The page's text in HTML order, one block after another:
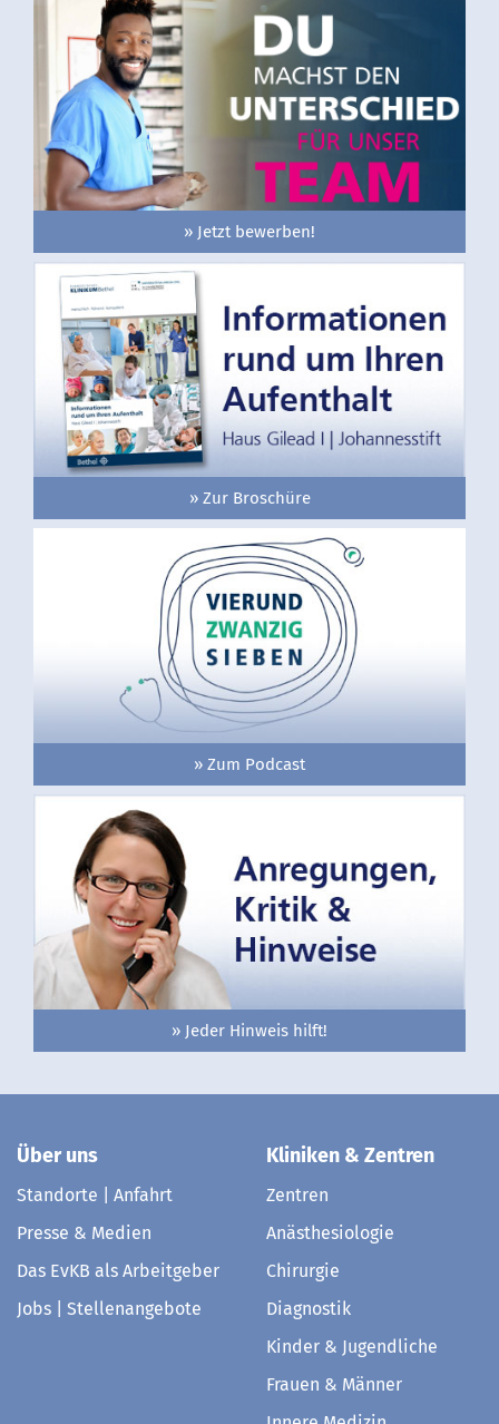
» Jetzt bewerben!
» Zur Broschüre
» Zum Podcast
» Jeder Hinweis hilft!
Über uns
Standorte | Anfahrt
Presse & Medien
Das EvKB als Arbeitgeber
Jobs | Stellenangebote
Kliniken & Zentren
Zentren
Anästhesiologie
Chirurgie
Diagnostik
Kinder & Jugendliche
Frauen & Männer